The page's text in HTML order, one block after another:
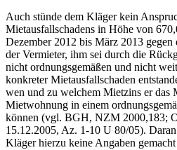
Auch stünde dem Kläger kein
Mietausfallschadens in Höhe von
Dezember 2012 bis März 2013
der Vermieter, ihm sei durch die
nicht ordnungsgemäßen und nicht
konkreter Mietausfallschaden
wen und zu welchem Mietzins er das
Mietwohnung in einem
können (vgl. BGH, NZM 2000,183;
15.12.2005, Az. 1-10 U 80/05).
Kläger hierzu keine Angaben gemacht